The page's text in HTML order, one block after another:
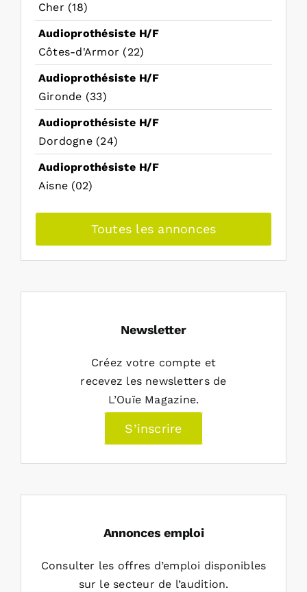
Cher (18)
Audioprothésiste H/F
Côtes-d'Armor (22)
Audioprothésiste H/F
Gironde (33)
Audioprothésiste H/F
Dordogne (24)
Audioprothésiste H/F
Aisne (02)
Toutes les annonces
Newsletter
Créez votre compte et
recevez les newsletters de
L’Ouïe Magazine.
S’inscrire
Annonces emploi
Consulter les offres d’emploi disponibles
sur le secteur de l’audition.